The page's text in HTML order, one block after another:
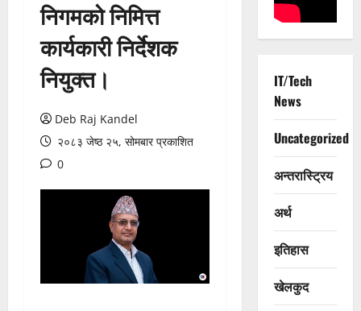
निगमको निमित्त
कार्यकारी निर्देशक
नियुक्त।
Deb Raj Kandel
२०८३ जेष्ठ २५, सोमबार प्रकाशित
0
IT/Tech
News
Uncategorized
अन्तरास्ट्रिय
अर्थ
इतिहास
खेलकुद